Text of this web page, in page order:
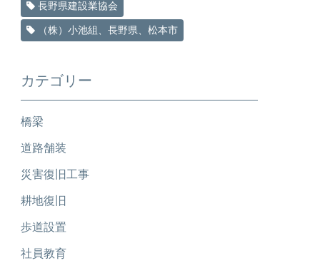
長野県建設業協会
（株）小池組、長野県、松本市
カテゴリー
橋梁
道路舗装
災害復旧工事
耕地復旧
歩道設置
社員教育